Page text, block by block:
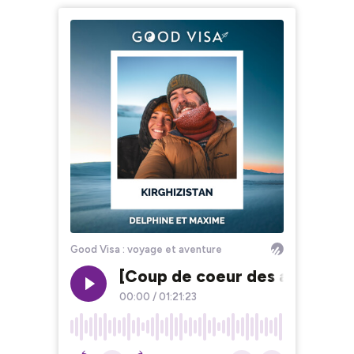
Good Visa : voyage et aventure
[Coup de coeur des
00:00 / 01:21:23